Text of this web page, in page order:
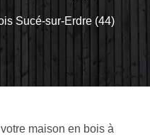
Sucé-sur-Erdre (44)
maison en bois à